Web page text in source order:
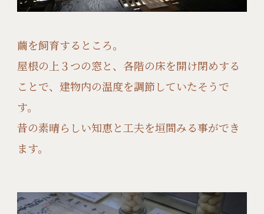
繭を飼育するところ。
屋根の上３つの窓と、各階の床を開け閉めする
ことで、建物内の温度を調節していたそうで
す。
昔の素晴らしい知恵と工夫を垣間みる事ができ
ます。